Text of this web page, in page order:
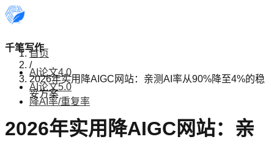
千笔写作
AI论文4.0
AI论文5.0
降AI率/重复率
首页
/
2026年实用降AIGC网站：亲测AI率从90%降至4%的稳
妥方案
2026年实用降AIGC网站：亲